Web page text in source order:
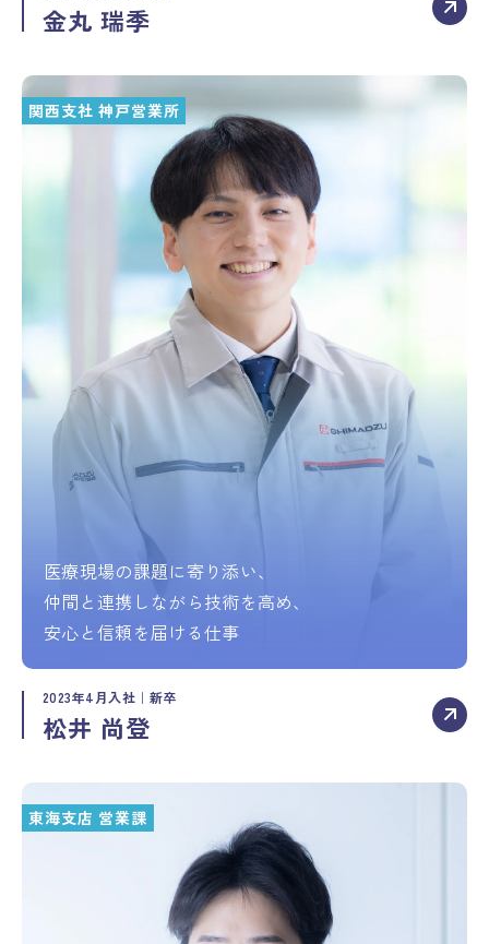
金丸 瑞季
関西支社 神戸営業所
医療現場の課題に寄り添い、
仲間と連携しながら技術を高め、
安心と信頼を届ける仕事
2023年4月入社｜新卒
松井 尚登
東海支店 営業課